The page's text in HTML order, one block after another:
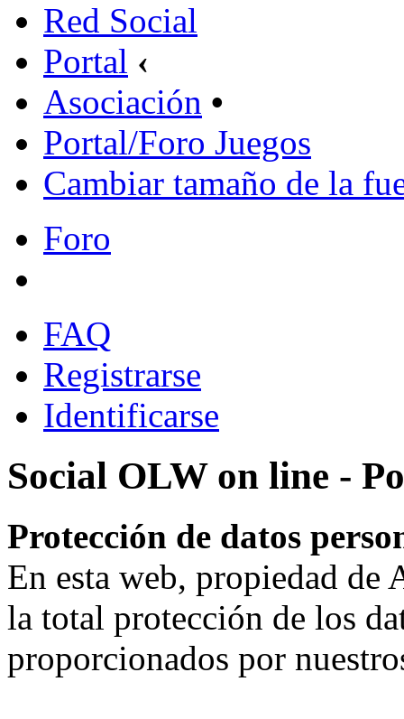
Red Social
Portal ‹
Asociación •
Portal/Foro Juegos
Cambiar tamaño de la
Foro
FAQ
Registrarse
Identificarse
Social OLW on line -
Protección de datos
En esta web, propiedad
la total protección de los
proporcionados por